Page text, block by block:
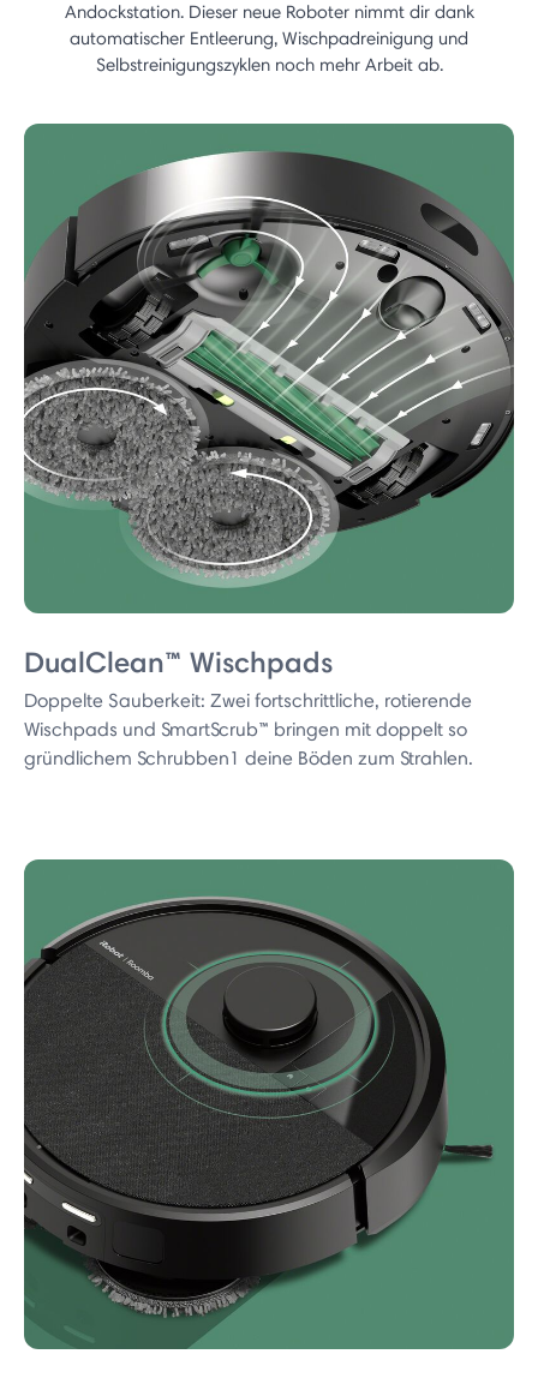
Andockstation. Dieser neue Roboter nimmt dir dank
automatischer Entleerung, Wischpadreinigung und
Selbstreinigungszyklen noch mehr Arbeit ab.
DualClean™ Wischpads
Doppelte Sauberkeit: Zwei fortschrittliche, rotierende
Wischpads und SmartScrub™ bringen mit doppelt so
gründlichem Schrubben1 deine Böden zum Strahlen.